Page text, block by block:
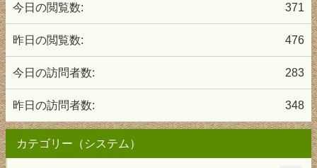
371
今日の閲覧数:
476
昨日の閲覧数:
283
今日の訪問者数:
348
昨日の訪問者数:
カテゴリー（システム）